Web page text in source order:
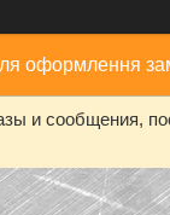
оформлення
и сообщения,